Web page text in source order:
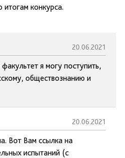
итогам конкурса.
20.06.2021
я могу поступить,
обществознанию и
20.06.2021
Вот Вам ссылка на
испытаний (с